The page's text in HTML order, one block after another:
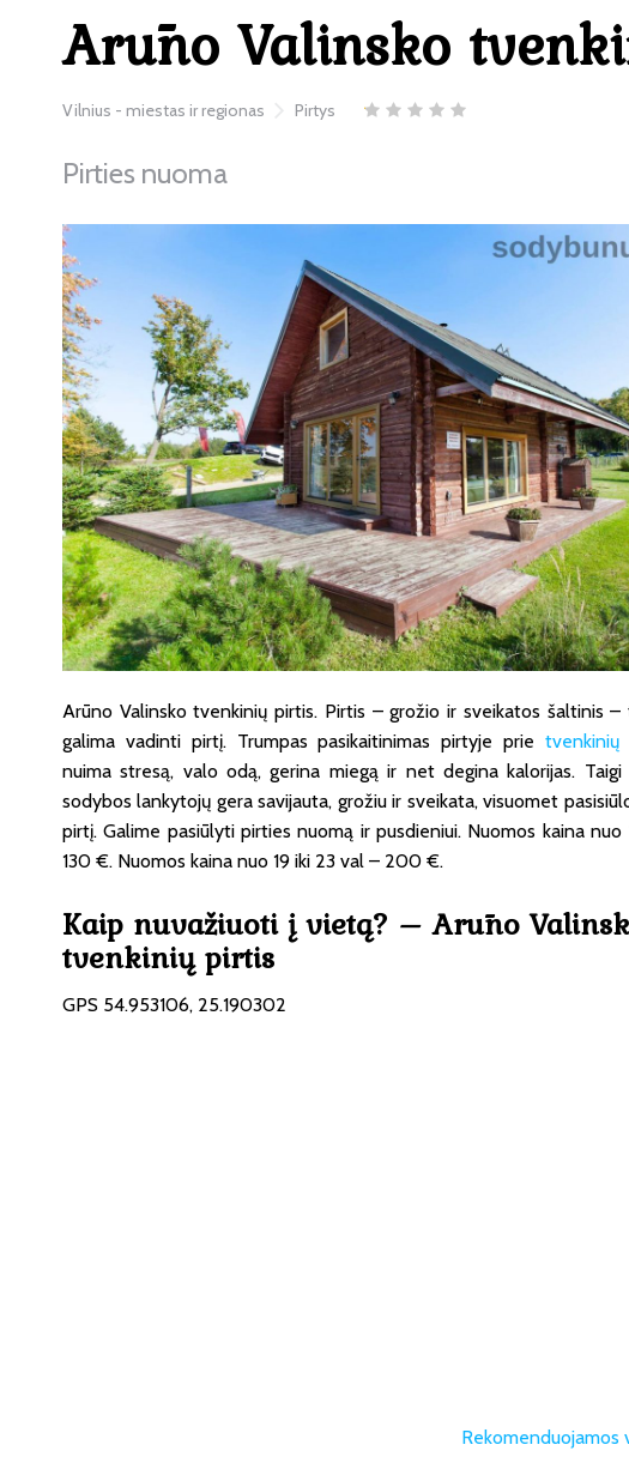
Arūno Valinsko
Vilnius - miestas ir regionas Pirtys
Pirties nuoma
Arūno Valinsko tvenkinių pirtis. Pirtis – grožio ir sveikatos šaltinis
galima vadinti pirtį. Trumpas pasikaitinimas pirtyje prietvenkinių
nuima stresą, valo odą, gerina miegą ir net degina kalorijas. Taigi
sodybos lankytojų gera savijauta, grožiu ir sveikata, visuomet
pirtį. Galime pasiūlyti pirties nuomą ir pusdieniui. Nuomos kaina nuo
130 €. Nuomos kaina nuo 19 iki 23 val – 200 €.
Kaip nuvažiuoti į vietą? – Arūno
tvenkinių pirtis
GPS 54.953106, 25.190302
Rekomenduojamos